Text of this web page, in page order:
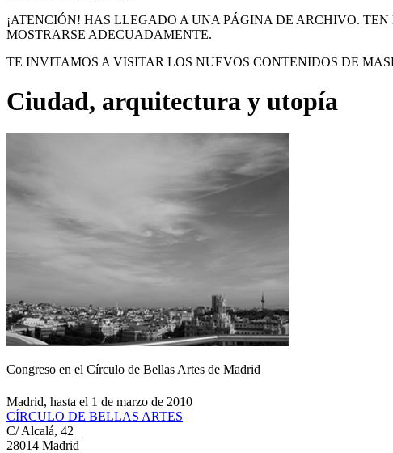
¡ATENCIÓN! HAS LLEGADO A UNA PÁGINA DE ARCHIVO.
MOSTRARSE ADECUADAMENTE.
TE INVITAMOS A VISITAR LOS NUEVOS CONTENIDOS DE
Ciudad, arquitectura y utopía
Congreso en el Círculo de Bellas Artes de Madrid
Madrid, hasta el 1 de marzo de 2010
CÍRCULO DE BELLAS ARTES
C/ Alcalá, 42
28014 Madrid